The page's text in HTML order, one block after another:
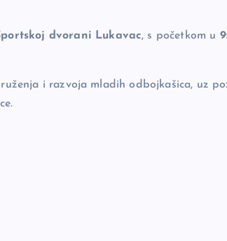
dvorani Lukavac, s početkom u
i razvoja mladih odbojkašica, uz